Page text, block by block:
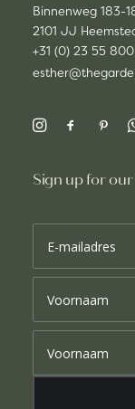
Binnenweg 183-
2101 JJ
+31 (0) 23 55
Sign up for